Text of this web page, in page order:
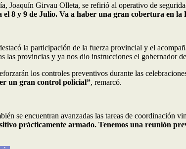
Joaquín Girvau Olleta, se refirió al operativo de
el 8 y 9 de Julio. Va a haber una gran cobertura en
la participación de la fuerza provincial y el
las provincias y ya nos dio instrucciones el gobernador
los controles preventivos durante las
un gran control policial”, remarcó.
se encuentran avanzadas las tareas de coordinación
prácticamente armado. Tenemos una reunión